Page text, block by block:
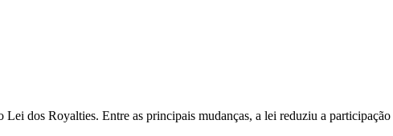
dos Royalties. Entre as principais mudanças, a lei reduziu a